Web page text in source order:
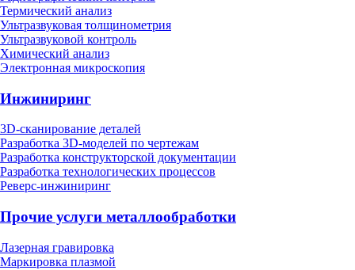
Термический анализ
Ультразвуковая толщинометрия
Ультразвуковой контроль
Химический анализ
Электронная микроскопия
Инжиниринг
3D-сканирование деталей
Разработка 3D-моделей по чертежам
Разработка конструкторской документации
Разработка технологических процессов
Реверс-инжиниринг
Прочие услуги металлообработки
Лазерная гравировка
Маркировка плазмой